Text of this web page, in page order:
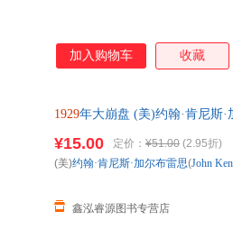
加入购物车 收藏
1929年大崩盘 (美)约翰·肯尼斯·
¥15.00 定价： ¥51.00 (2.95折)
鑫泓睿源图书专营店
(美)约翰·肯尼斯·加尔布雷思(John